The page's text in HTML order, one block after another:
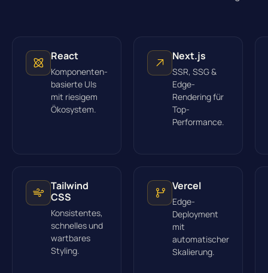
React
Komponenten-
basierte UIs
mit riesigem
Ökosystem.
Next.js
SSR, SSG &
Edge-
Rendering für
Top-
Performance.
Tailwind
CSS
Konsistentes,
schnelles und
wartbares
Styling.
Vercel
Edge-
Deployment
mit
automatischer
Skalierung.